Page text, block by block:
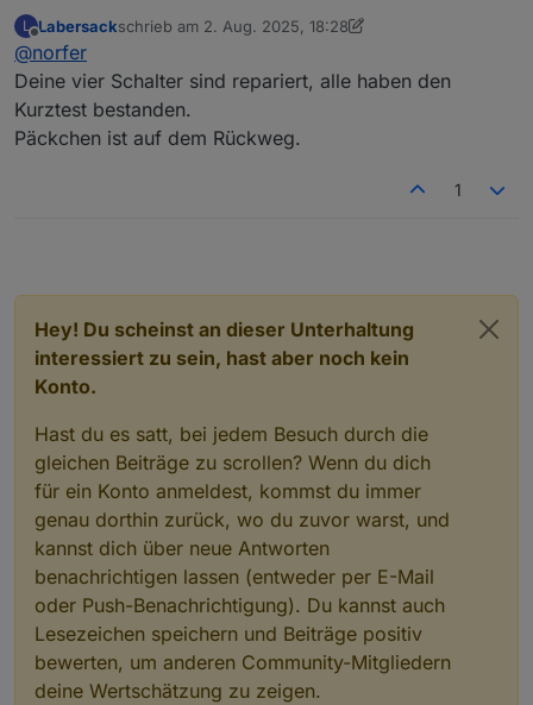
das Päckchen schicken?
L
Offline
Labersackschrieb am 2. Aug. 2025, 18:28
zuletzt editiert von Labersack8. Apr. 2025, 10:33
@norfer
Deine vier Schalter sind repariert, alle haben den
Kurztest bestanden.
Päckchen ist auf dem Rückweg.
1
Hey! Du scheinst an dieser Unterhaltung
interessiert zu sein, hast aber noch kein
Konto.
Hast du es satt, bei jedem Besuch durch die
gleichen Beiträge zu scrollen? Wenn du dich
für ein Konto anmeldest, kommst du immer
genau dorthin zurück, wo du zuvor warst, und
kannst dich über neue Antworten
benachrichtigen lassen (entweder per E-Mail
oder Push-Benachrichtigung). Du kannst auch
Lesezeichen speichern und Beiträge positiv
bewerten, um anderen Community-Mitgliedern
deine Wertschätzung zu zeigen.